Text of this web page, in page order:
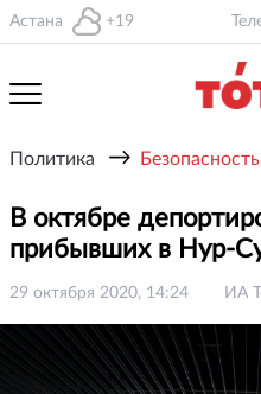
Астана +19
Политика → Безопасность
В октябре
прибывших в Нур-
29 октября 2020, 14:24 ИА